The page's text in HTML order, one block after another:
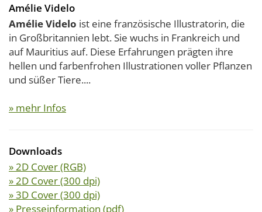
Amélie Videlo
Amélie Videlo ist eine französische Illustratorin, die
in Großbritannien lebt. Sie wuchs in Frankreich und
auf Mauritius auf. Diese Erfahrungen prägten ihre
hellen und farbenfrohen Illustrationen voller Pflanzen
und süßer Tiere....
» mehr Infos
Downloads
» 2D Cover (RGB)
» 2D Cover (300 dpi)
» 3D Cover (300 dpi)
» Presseinformation (pdf)